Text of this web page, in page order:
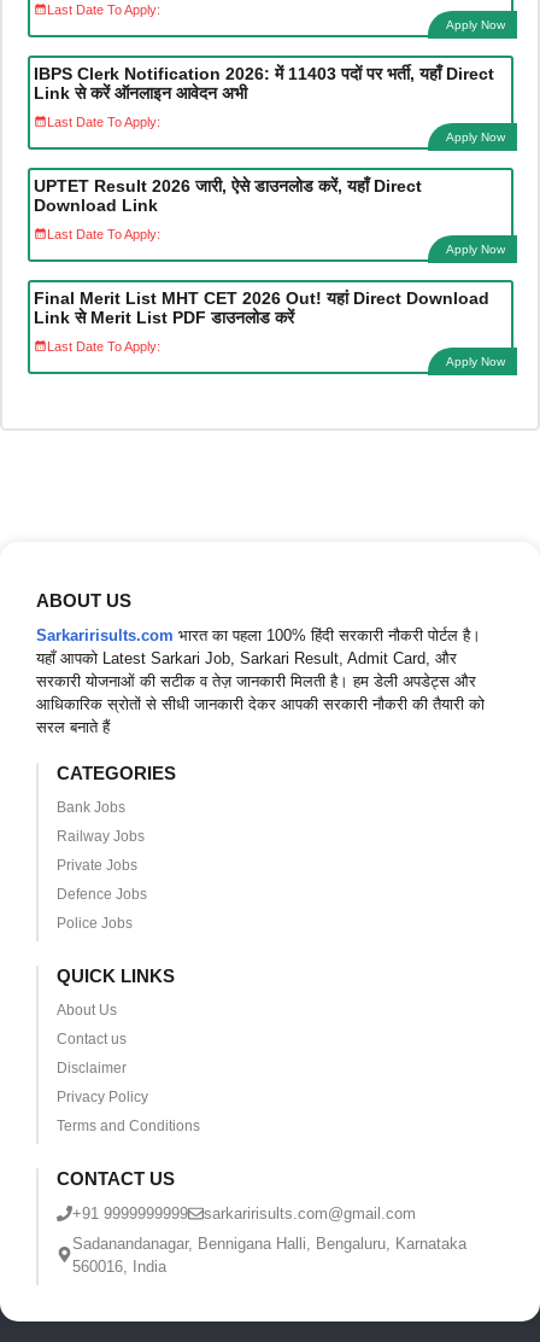
Last Date To Apply:
Apply Now
IBPS Clerk Notification 2026: में 11403 पदों पर भर्ती, यहाँ Direct
Link से करें ऑनलाइन आवेदन अभी
Last Date To Apply:
Apply Now
UPTET Result 2026 जारी, ऐसे डाउनलोड करें, यहाँ Direct
Download Link
Last Date To Apply:
Apply Now
Final Merit List MHT CET 2026 Out! यहां Direct Download
Link से Merit List PDF डाउनलोड करें
Last Date To Apply:
Apply Now
ABOUT US
Sarkaririsults.com भारत का पहला 100% हिंदी सरकारी नौकरी पोर्टल है।
यहाँ आपको Latest Sarkari Job, Sarkari Result, Admit Card, और
सरकारी योजनाओं की सटीक व तेज़ जानकारी मिलती है। हम डेली अपडेट्स और
आधिकारिक स्रोतों से सीधी जानकारी देकर आपकी सरकारी नौकरी की तैयारी को
सरल बनाते हैं
CATEGORIES
Bank Jobs
Railway Jobs
Private Jobs
Defence Jobs
Police Jobs
QUICK LINKS
About Us
Contact us
Disclaimer
Privacy Policy
Terms and Conditions
CONTACT US
+91 9999999999
sarkaririsults.com@gmail.com
Sadanandanagar, Bennigana Halli, Bengaluru, Karnataka
560016, India